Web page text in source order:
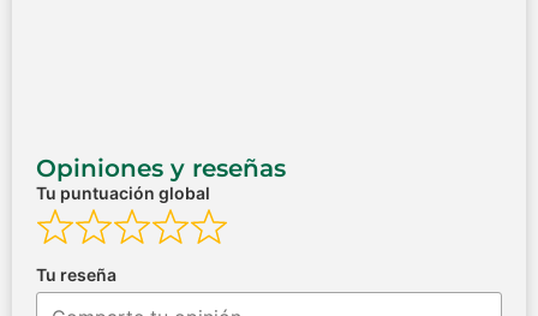
Opiniones y reseñas
Tu puntuación global
Tu reseña